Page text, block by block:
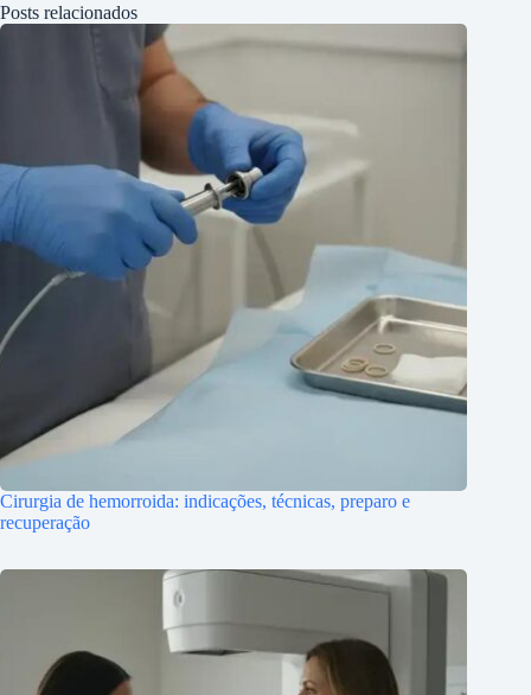
Posts relacionados
Cirurgia de hemorroida: indicações, técnicas, preparo e
recuperação